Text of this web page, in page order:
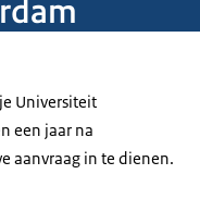
Universiteit
een jaar na
aanvraag in te dienen.